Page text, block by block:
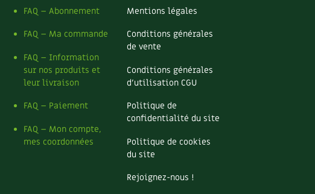
FAQ – Abonnement
FAQ – Ma commande
FAQ – Information
sur nos produits et
leur livraison
FAQ – Paiement
FAQ – Mon compte,
mes coordonnées
Mentions légales
Conditions générales
de vente
Conditions générales
d’utilisation CGU
Politique de
confidentialité du site
Politique de cookies
du site
Rejoignez-nous !